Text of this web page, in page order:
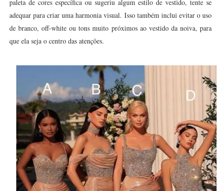
paleta de cores específica ou sugeriu algum estilo de vestido, tente se
adequar para criar uma harmonia visual. Isso também inclui evitar o uso
de branco, off-white ou tons muito próximos ao vestido da noiva, para
que ela seja o centro das atenções.